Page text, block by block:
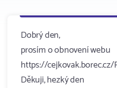
Dobrý den,
prosím o obnovení webu
https://
Děkuji, hezký den